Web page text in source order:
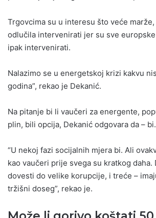
Trgovcima su u interesu što veće marže,
odlučila intervenirati jer su sve
ipak intervenirati.
Nalazimo se u energetskoj krizi kakvu
godina”, rekao je Dekanić.
Na pitanje bi li vaučeri za energente,
plin, bili opcija, Dekanić odgovara da – bi.
“U nekoj fazi socijalnih mjera bi. Ali
kao vaučeri prije svega su kratkog daha.
dovesti do velike korupcije, i treće –
tržišni doseg”, rekao je.